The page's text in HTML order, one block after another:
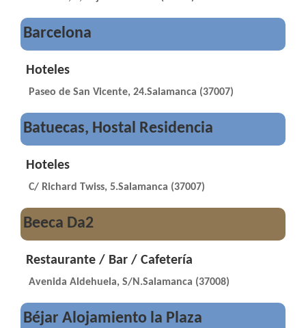
Barcelona
Hoteles
Paseo de San Vicente, 24.Salamanca (37007)
Batuecas, Hostal Residencia
Hoteles
C/ Richard Twiss, 5.Salamanca (37007)
Beeca Da2
Restaurante / Bar / Cafetería
Avenida Aldehuela, S/N.Salamanca (37008)
Béjar Alojamiento la Plaza